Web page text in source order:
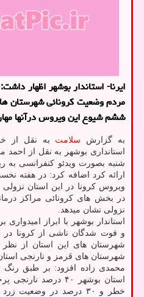
ایرنا- استاندار بوشهر اظهار
مردم وضعیت کرونائی شهرستان
ششم شیوع این ویروس درآنها
به گزارش سلامت به نقل از
استانداری بوشهر به نقل از
شنبه بصورت ویدئو کنفرانسی به
ارائه کرد اضافه کرد: در هفته
ویروس کرونا در این استان
در بخش های کرونائی مراکز
نزولی نشان میدهد.
استاندار بوشهر با ابراز
و فوت شدگان ناشی از کرونا در
شهرستان های این استان از
شهرستان های قرمز و نارنجی
خطر و ۳۰ درصد در